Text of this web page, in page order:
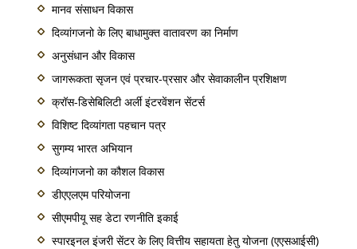
मानव संसाधन विकास
दिव्यांगजनो के लिए बाधामुक्त वातावरण का निर्माण
अनुसंधान और विकास
जागरूकता सृजन एवं प्रचार-प्रसार और सेवाकालीन प्रशिक्षण
क्रॉस-डिसेबिलिटी अर्ली इंटरवेंशन सेंटर्स
विशिष्ट दिव्यांगता पहचान पत्र
सुगम्य भारत अभियान
दिव्यांगजनो का कौशल विकास
डीएएलएम परियोजना
सीएमपीयू सह डेटा रणनीति इकाई
स्पारइनल इंजरी सेंटर के लिए वित्तीय सहायता हेतु योजना (एएसआईसी)